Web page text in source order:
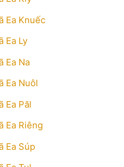
Ea Knuếc
Ea Ly
Ea Na
Ea Nuôl
Ea Păl
Ea Riêng
Ea Súp